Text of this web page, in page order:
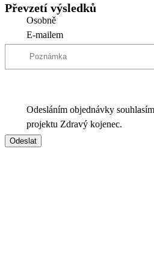
Převzetí výsledků
Osobně
E-mailem
Odesláním objednávky
projektu Zdravý kojenec.